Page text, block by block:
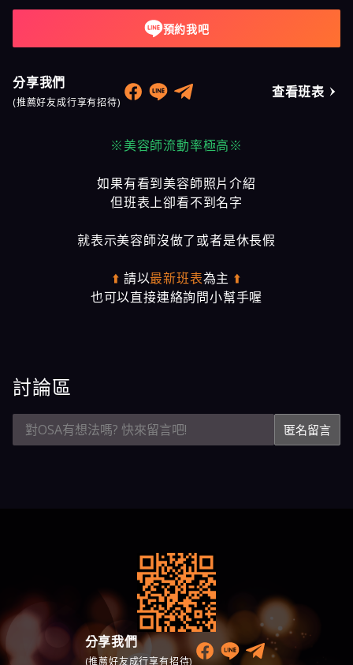
預約我吧
分享我們
(推薦好友成行享有招待)
查看班表
※美容師流動率極高※
如果有看到美容師照片介紹
但班表上卻看不到名字
就表示美容師沒做了或者是休長假
⬆️ 請以最新班表為主 ⬆️
也可以直接連絡詢問小幫手喔
討論區
匿名留言
分享我們
(推薦好友成行享有招待)